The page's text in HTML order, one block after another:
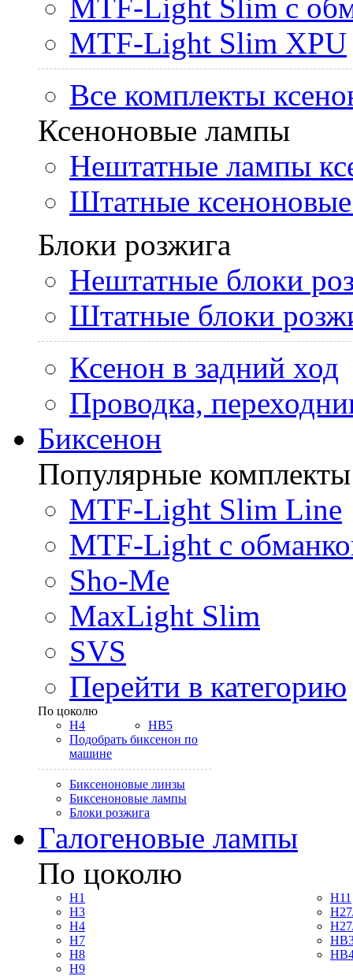
MTF-Light Slim с
MTF-Light Slim XPU
Все комплекты
Ксеноновые лампы
Нештатные лампы
Штатные
Блоки розжига
Нештатные блоки
Штатные блоки
Ксенон в задний ход
Проводка,
Биксенон
Популярные комплекты
MTF-Light Slim Line
MTF-Light с
Sho-Me
MaxLight Slim
SVS
Перейти в категорию
По цоколю
H4
HB5
Подобрать биксенон по
машине
Биксеноновые линзы
Биксеноновые лампы
Блоки розжига
Галогеновые лампы
По цоколю
H1
H3
H4
H7
H8
H9
H11